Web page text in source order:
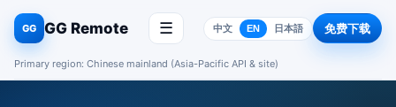
GG GG Remote ☰ 中文 EN 日本語 免费下载
Primary region: Chinese mainland (Asia-Pacific API & site)